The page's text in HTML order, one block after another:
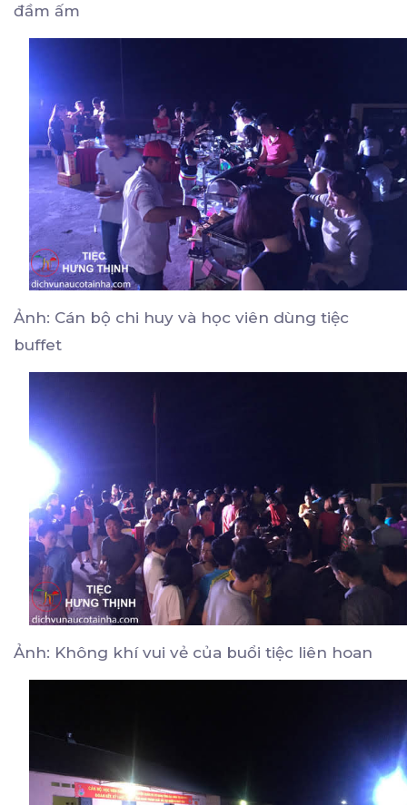
đầm ấm
Ảnh: Cán bộ chi huy và học viên dùng tiệc
buffet
Ảnh: Không khí vui vẻ của buổi tiệc liên hoan